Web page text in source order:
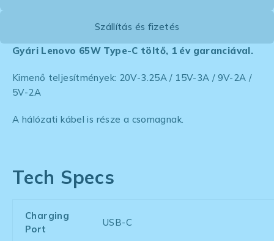
Szállítás és fizetés
Gyári Lenovo 65W Type-C töltő, 1 év garanciával.
Kimenő teljesítmények: 20V-3.25A / 15V-3A / 9V-2A /
5V-2A
A hálózati kábel is része a csomagnak.
Tech Specs
Charging
Port
USB-C